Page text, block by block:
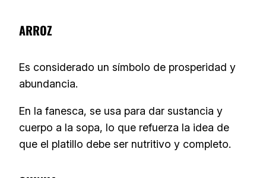
ARROZ
Es considerado un símbolo de prosperidad y
abundancia.
En la fanesca, se usa para dar sustancia y
cuerpo a la sopa, lo que refuerza la idea de
que el platillo debe ser nutritivo y completo.